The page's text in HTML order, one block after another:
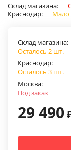
Склад магазина:
Краснодар:
Мало
Склад магазина:
Осталось 2 шт.
Краснодар:
Осталось 3 шт.
Москва:
Под заказ
29 490